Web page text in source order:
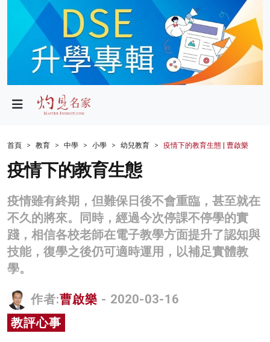
政局
財經
生活
商業
科技
名家榜
灼見活動
首頁 教育 中學 小學 幼兒教育 疫情下的教育生態 | 曹啟樂
疫情下的教育生態
疫情雖有終期，但難保日後不會重臨，甚至就在
不久的將來。同時，經過今次停課不停學的實
踐，相信各校老師在電子教學方面提升了認知與
技能，復學之後仍可適時運用，以補足實體教
學。
作者:曹啟樂 - 2020-03-16
教評心事